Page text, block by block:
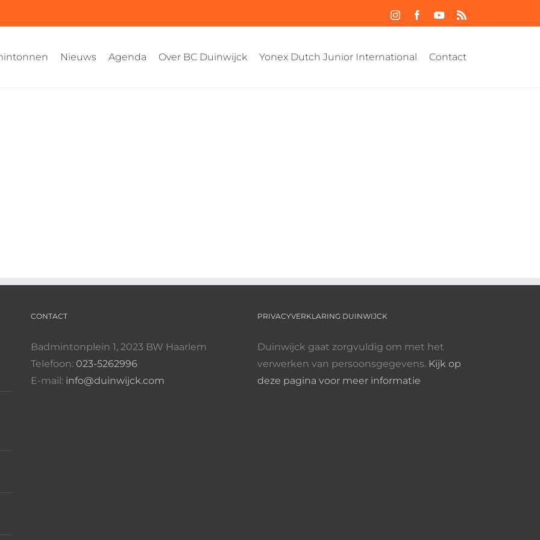
InstagramFacebookYouTube
Nieuws Agenda Over BC Duinwijck Yonex Dutch Junior International Contact
CONTACT
Badmintonplein 1, 2023 BW Haarlem
Telefoon: 023-5262996
E-mail: info@duinwijck.com
PRIVACYVERKLARING DUINWIJCK
Duinwijck gaat zorgvuldig om met het
verwerken van persoonsgegevens. Kijk op
deze pagina voor meer informatie